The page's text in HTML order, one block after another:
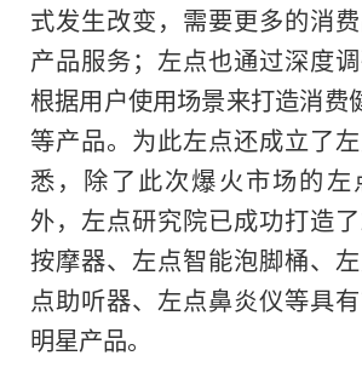
式发生改变，需要更多的消
产品服务；左点也通过深度
根据用户使用场景来打造消费
等产品。为此左点还成立了
悉，除了此次爆火市场的左
外，左点研究院已成功打造
按摩器、左点智能泡脚桶、
点助听器、左点鼻炎仪等具
明星产品。